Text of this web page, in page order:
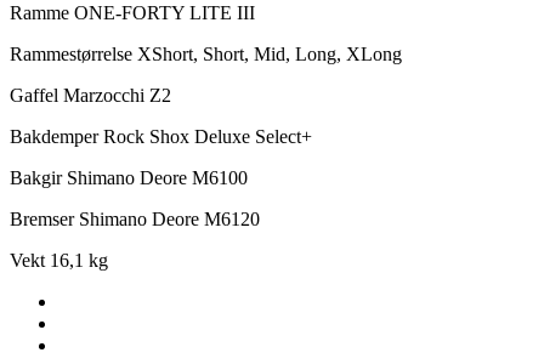
Ramme ONE-FORTY LITE III
Rammestørrelse XShort, Short, Mid, Long, XLong
Gaffel Marzocchi Z2
Bakdemper Rock Shox Deluxe Select+
Bakgir Shimano Deore M6100
Bremser Shimano Deore M6120
Vekt 16,1 kg